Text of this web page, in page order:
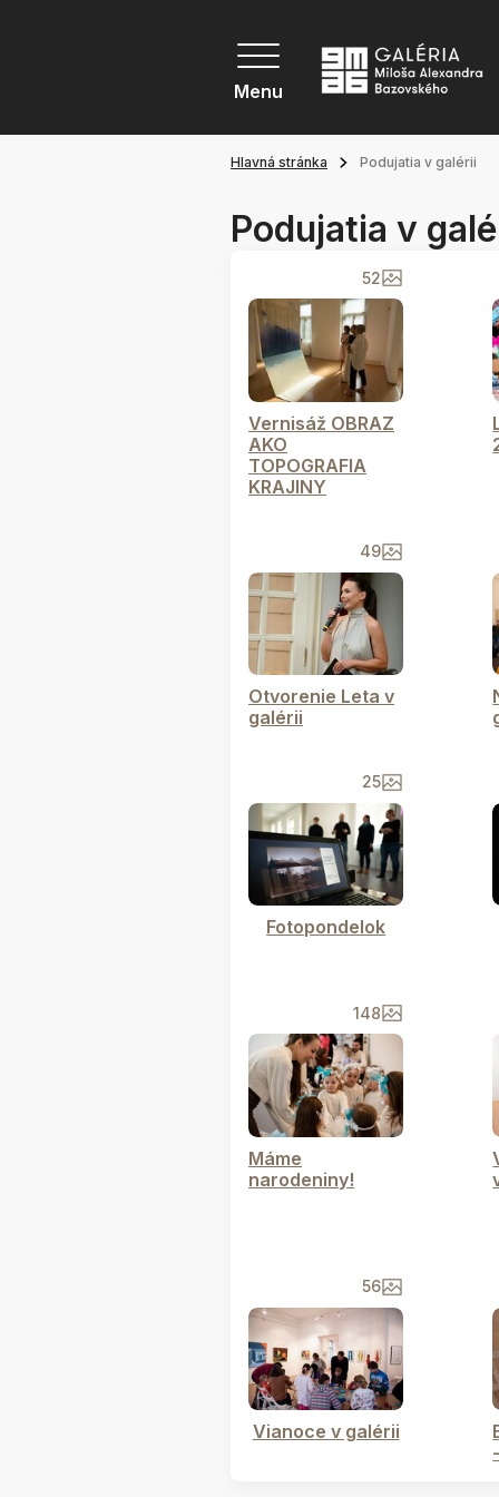
Menu
Hlavná stránka Podujatia v galérii
Podujatia v
52
Vernisáž OBRAZ
AKO
TOPOGRAFIA
KRAJINY
49
Otvorenie Leta v
galérii
25
Fotopondelok
148
Máme
narodeniny!
56
Vianoce v galérii